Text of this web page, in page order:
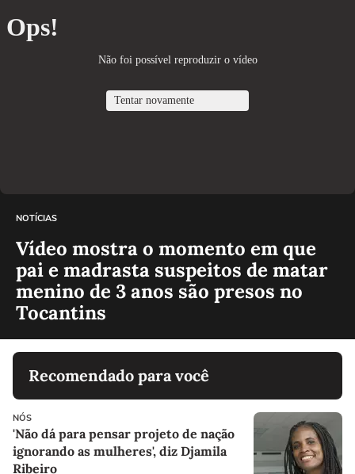
NOTÍCIAS
Vídeo mostra o momento em que
pai e madrasta suspeitos de matar
menino de 3 anos são presos no
Tocantins
Recomendado para você
NÓS
'Não dá para pensar projeto de nação
ignorando as mulheres', diz Djamila
Ribeiro